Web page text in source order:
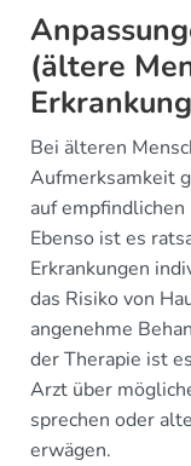
(ältere
Bei älteren
Aufmerksamkeit
auf
Ebenso ist es
Erkrankungen
das Risiko von
angenehme
der Therapie ist
Arzt über
sprechen oder
erwägen.